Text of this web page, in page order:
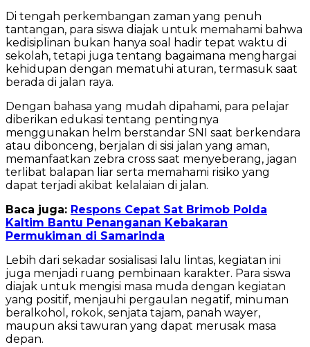
Di tengah perkembangan zaman yang penuh
tantangan, para siswa diajak untuk memahami bahwa
kedisiplinan bukan hanya soal hadir tepat waktu di
sekolah, tetapi juga tentang bagaimana menghargai
kehidupan dengan mematuhi aturan, termasuk saat
berada di jalan raya.
Dengan bahasa yang mudah dipahami, para pelajar
diberikan edukasi tentang pentingnya
menggunakan helm berstandar SNI saat berkendara
atau dibonceng, berjalan di sisi jalan yang aman,
memanfaatkan zebra cross saat menyeberang, jagan
terlibat balapan liar serta memahami risiko yang
dapat terjadi akibat kelalaian di jalan.
Baca juga: Respons Cepat Sat Brimob Polda
Kaltim Bantu Penanganan Kebakaran
Permukiman di Samarinda
Lebih dari sekadar sosialisasi lalu lintas, kegiatan ini
juga menjadi ruang pembinaan karakter. Para siswa
diajak untuk mengisi masa muda dengan kegiatan
yang positif, menjauhi pergaulan negatif, minuman
beralkohol, rokok, senjata tajam, panah wayer,
maupun aksi tawuran yang dapat merusak masa
depan.